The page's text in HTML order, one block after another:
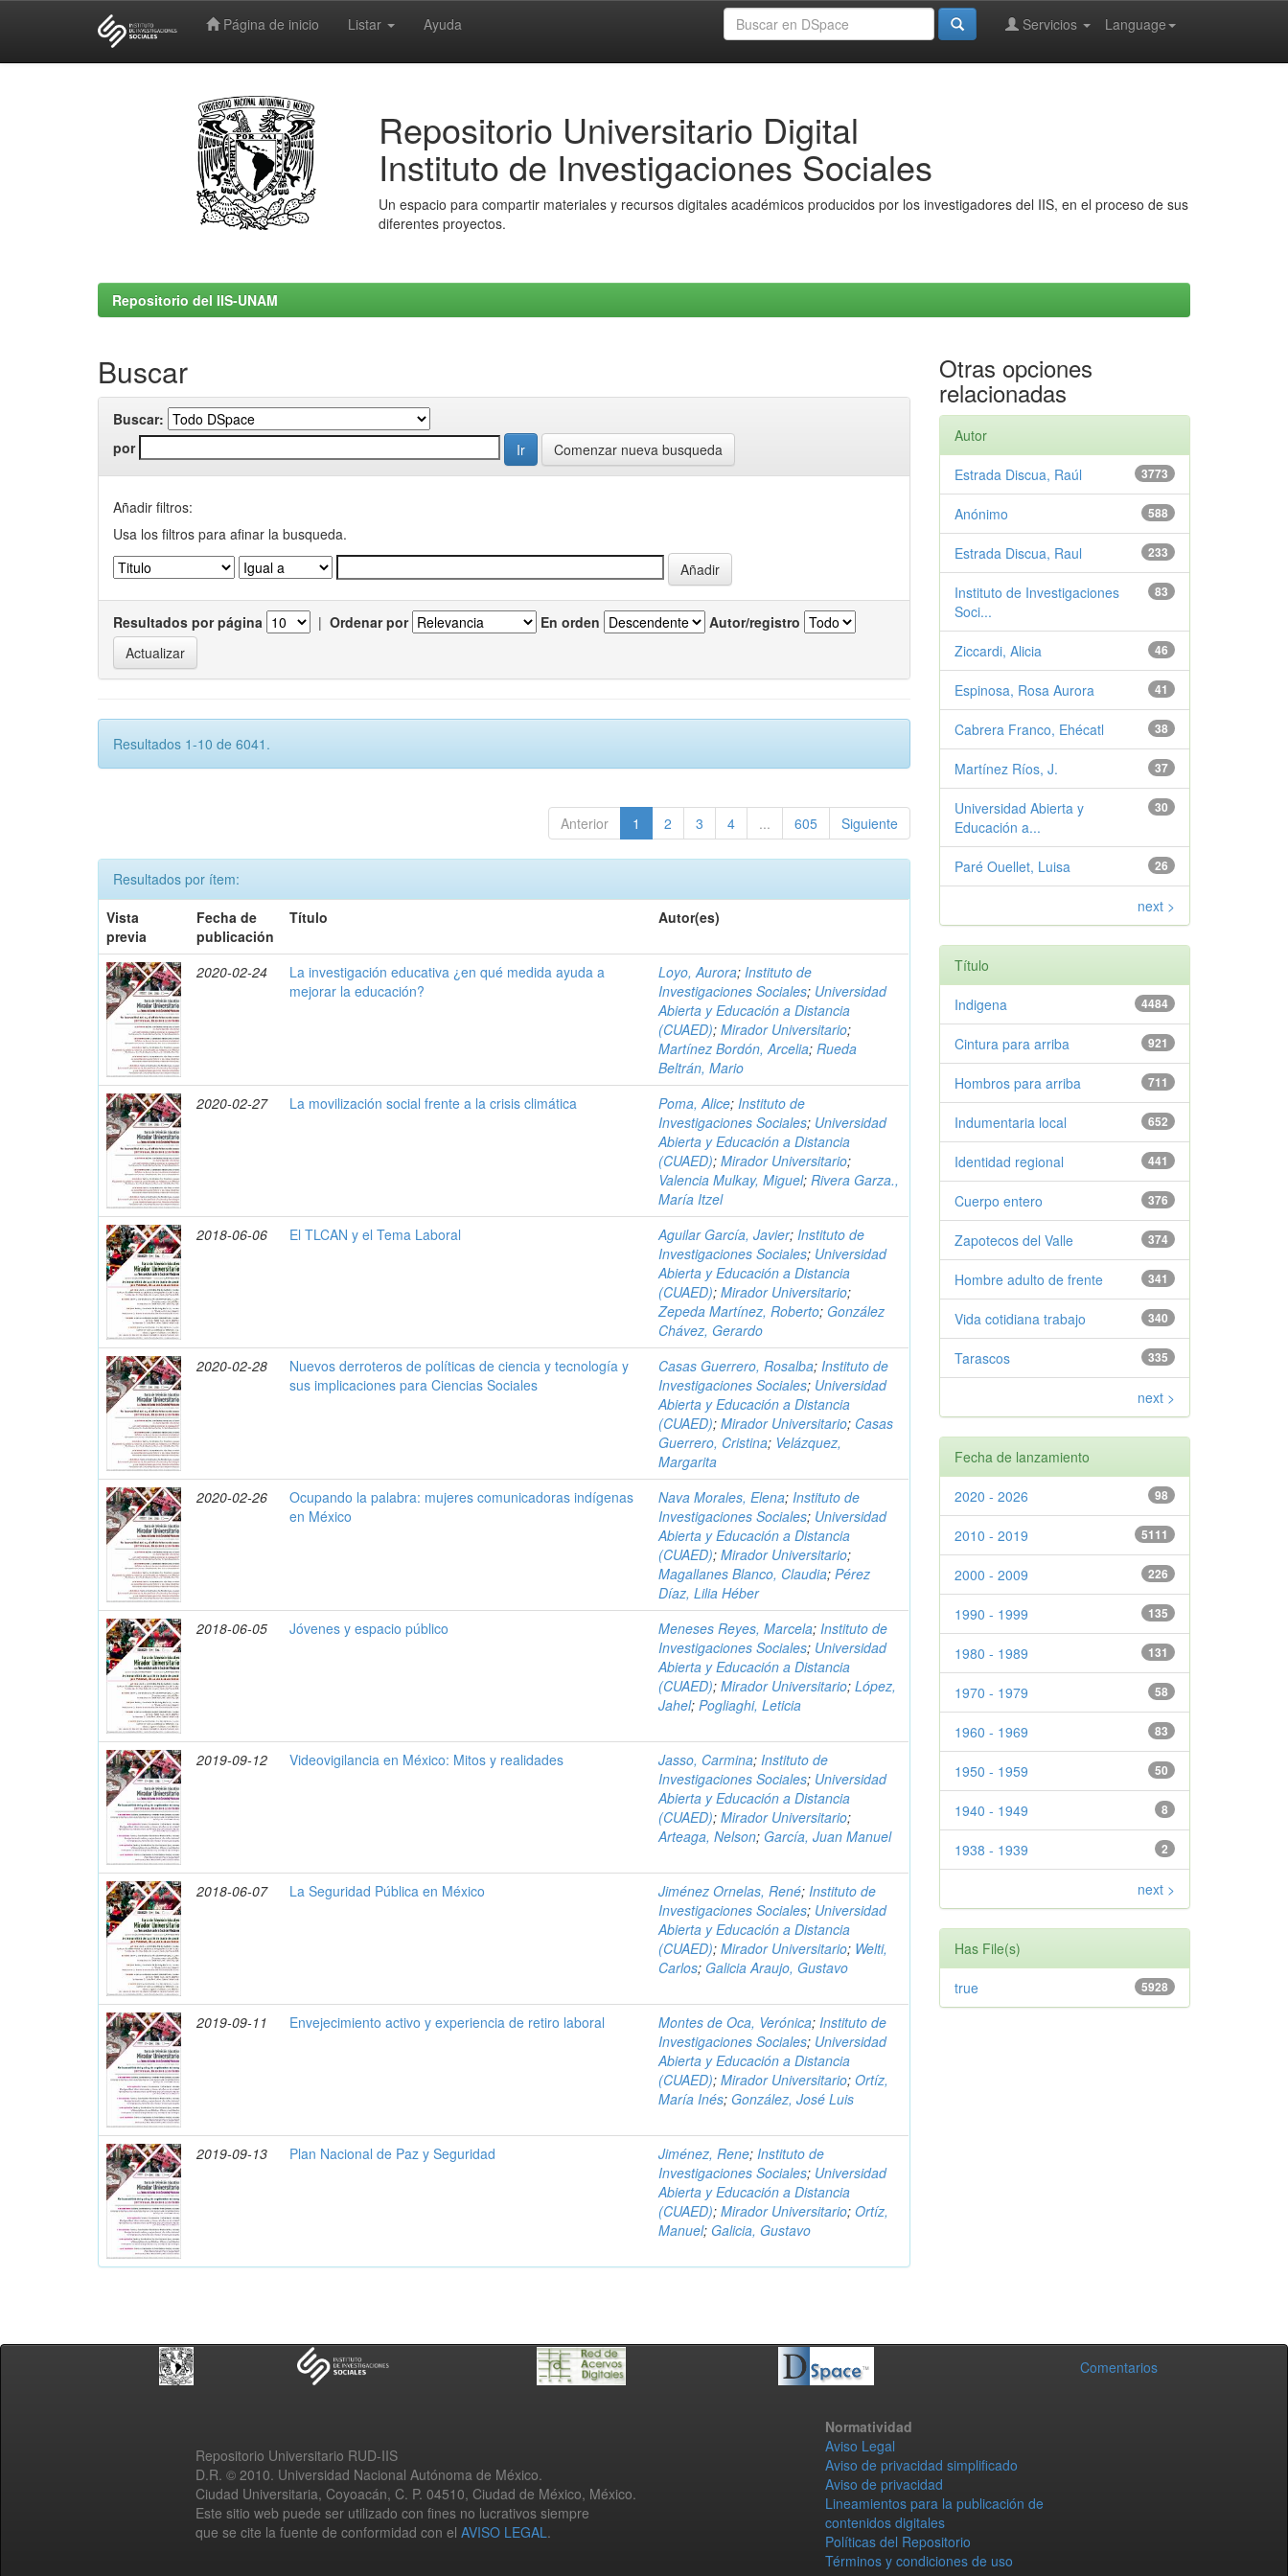
Página de inicio Listar Ayuda Language
Servicios
Repositorio Universitario Digital
Instituto de Investigaciones Sociales
Un espacio para compartir materiales y recursos digitales académicos producidos por los investigadores del IIS, en el proceso de sus
diferentes proyectos.
Repositorio del IIS-UNAM
Buscar
Buscar:
por
Comenzar nueva busqueda
Añadir filtros:
Usa los filtros para afinar la busqueda.
Resultados por página | Ordenar por En orden Autor/registro
Resultados 1-10 de 6041.
Anterior 1 2 3 4 ... 605 Siguiente
Resultados por ítem:
Vista
previa
Fecha de
publicación
Título Autor(es)
2020-02-24
La investigación educativa ¿en qué medida ayuda a
mejorar la educación?
Loyo, Aurora;Instituto de
Investigaciones Sociales; Universidad
Abierta y Educación a Distancia
(CUAED);Mirador Universitario;
Martínez Bordón, Arcelia;Rueda
Beltrán, Mario
2020-02-27
La movilización social frente a la crisis climática Poma, Alice;Instituto de
Investigaciones Sociales; Universidad
Abierta y Educación a Distancia
(CUAED);Mirador Universitario;
Valencia Mulkay, Miguel;Rivera Garza.,
María Itzel
2018-06-06
El TLCAN y el Tema Laboral Aguilar García, Javier;Instituto de
Investigaciones Sociales; Universidad
Abierta y Educación a Distancia
(CUAED);Mirador Universitario;
Zepeda Martínez, Roberto; González
Chávez, Gerardo
2020-02-28
Nuevos derroteros de políticas de ciencia y tecnología y
sus implicaciones para Ciencias Sociales
Casas Guerrero, Rosalba;Instituto de
Investigaciones Sociales; Universidad
Abierta y Educación a Distancia
(CUAED);Mirador Universitario; Casas
Guerrero, Cristina; Velázquez,
Margarita
2020-02-26
Ocupando la palabra: mujeres comunicadoras indígenas
en México
Nava Morales, Elena;Instituto de
Investigaciones Sociales; Universidad
Abierta y Educación a Distancia
(CUAED);Mirador Universitario;
Magallanes Blanco, Claudia;Pérez
Díaz, Lilia Héber
2018-06-05
Jóvenes y espacio público Meneses Reyes, Marcela;Instituto de
Investigaciones Sociales; Universidad
Abierta y Educación a Distancia
(CUAED);Mirador Universitario;López,
Jahel;Pogliaghi, Leticia
2019-09-12 Videovigilancia en México: Mitos y realidades Jasso, Carmina;Instituto de
Investigaciones Sociales; Universidad
Abierta y Educación a Distancia
(CUAED);Mirador Universitario;
Arteaga, Nelson; García, Juan Manuel
2018-06-07 La Seguridad Pública en México Jiménez Ornelas, René;Instituto de
Investigaciones Sociales; Universidad
Abierta y Educación a Distancia
(CUAED);Mirador Universitario; Welti,
Carlos; Galicia Araujo, Gustavo
2019-09-11 Envejecimiento activo y experiencia de retiro laboral Montes de Oca, Verónica;Instituto de
Investigaciones Sociales; Universidad
Abierta y Educación a Distancia
(CUAED);Mirador Universitario;Ortíz,
María Inés; González, José Luis
2019-09-13 Plan Nacional de Paz y Seguridad Jiménez, Rene;Instituto de
Investigaciones Sociales; Universidad
Abierta y Educación a Distancia
(CUAED);Mirador Universitario;Ortíz,
Manuel; Galicia, Gustavo
Otras opciones
relacionadas
Autor
3773
Estrada Discua, Raúl
588
Anónimo
233
Estrada Discua, Raul
83
Instituto de Investigaciones
Soci...
46
Ziccardi, Alicia
41
Espinosa, Rosa Aurora
38
Cabrera Franco, Ehécatl
37
Martínez Ríos, J.
30
Universidad Abierta y
Educación a...
26
Paré Ouellet, Luisa
next >
Título
4484
Indigena
921
Cintura para arriba
711
Hombros para arriba
652
Indumentaria local
441
Identidad regional
376
Cuerpo entero
374
Zapotecos del Valle
341
Hombre adulto de frente
340
Vida cotidiana trabajo
335
Tarascos
next >
Fecha de lanzamiento
98
2020 - 2026
5111
2010 - 2019
226
2000 - 2009
135
1990 - 1999
131
1980 - 1989
58
1970 - 1979
83
1960 - 1969
50
1950 - 1959
8
1940 - 1949
2
1938 - 1939
next >
Has File(s)
5928
true
Comentarios
Repositorio Universitario RUD-IIS
D.R. © 2010. Universidad Nacional Autónoma de México.
Ciudad Universitaria, Coyoacán, C. P. 04510, Ciudad de México, México.
Este sitio web puede ser utilizado con fines no lucrativos siempre
que se cite la fuente de conformidad con el AVISO LEGAL.
Normatividad
Aviso Legal
Aviso de privacidad simplificado
Aviso de privacidad
Lineamientos para la publicación de
contenidos digitales
Políticas del Repositorio
Términos y condiciones de uso